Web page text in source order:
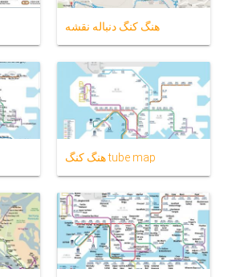
هنگ کنگ دنباله نقشه
هنگ کنگ tube map